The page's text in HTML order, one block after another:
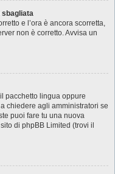
sbagliata
e l’ora è ancora scorretta,
non è corretto. Avvisa un
pacchetto lingua oppure
chiedere agli amministratori se
puoi fare tu una nuova
di phpBB Limited (trovi il